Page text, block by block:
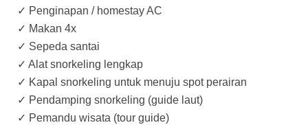
✓ Penginapan / homestay AC
✓ Makan 4x
✓ Sepeda santai
✓ Alat snorkeling lengkap
✓ Kapal snorkeling untuk menuju spot perairan
✓ Pendamping snorkeling (guide laut)
✓ Pemandu wisata (tour guide)